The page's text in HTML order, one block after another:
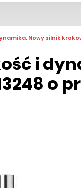
Nowy silnik
i
o